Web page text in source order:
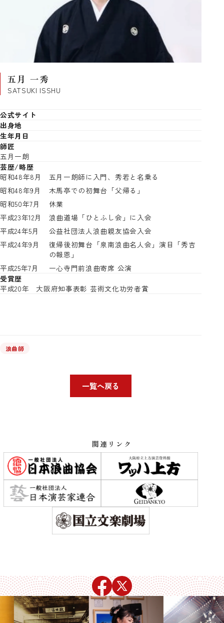
五月 一秀
SATSUKI ISSHU
公式サイト
出身地
生年月日
師匠
五月一朗
芸歴/略歴
昭和48年8月
五月一朗師に入門、秀若と名乗る
昭和48年9月
木馬亭での初舞台「父帰る」
昭和50年7月
休業
平成23年12月
浪曲道場「ひとふし会」に入会
平成24年5月
公益社団法人浪曲親友協会入会
平成24年9月
復帰後初舞台「泉南浪曲名人会」演目「秀吉
の報恩」
平成25年7月
一心寺門前浪曲寄席 公演
受賞歴
平成20年
大阪府知事表彰 芸術文化功労者賞
浪曲師
一覧へ戻る
関連リンク